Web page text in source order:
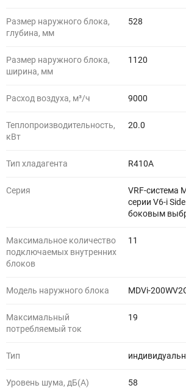
Размер наружного блока,
глубина, мм
528
Размер наружного блока,
ширина, мм
1120
Расход воздуха, м³/ч 9000
Теплопроизводительность,
кВт
20.0
Тип хладагента R410A
Серия
VRF-система
серии V6-i
боковым
Максимальное количество
подключаемых внутренних
блоков
11
Модель наружного блока MDVi-
Максимальный
потребляемый ток
19
Тип
Уровень шума, дБ(A) 58